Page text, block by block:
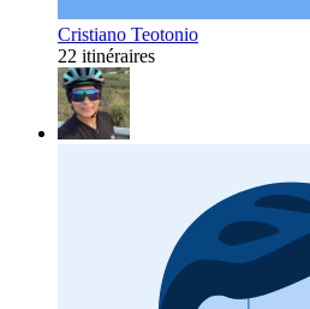
Cristiano Teotonio
22 itinéraires